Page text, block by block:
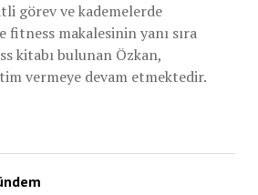
görev ve kademelerde
fitness makalesinin yanı sıra
kitabı bulunan Özkan,
vermeye devam etmektedir.